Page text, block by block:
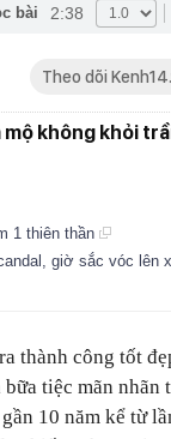
bài 2:38
Theo dõi
không khỏi
1 thiên thần
giờ sắc vóc lên
thành công tốt
tiệc mãn nhãn
10 năm kể từ